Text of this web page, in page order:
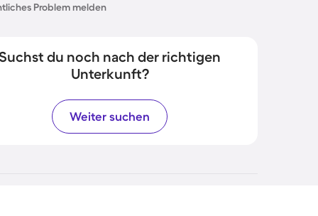
Problem melden
du noch nach der richtigen
Unterkunft?
Weiter suchen